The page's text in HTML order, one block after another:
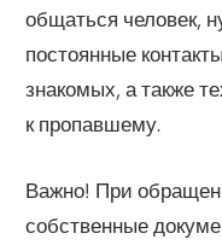
общаться человек,
постоянные
знакомых, а также
к пропавшему.
Важно! При
собственные